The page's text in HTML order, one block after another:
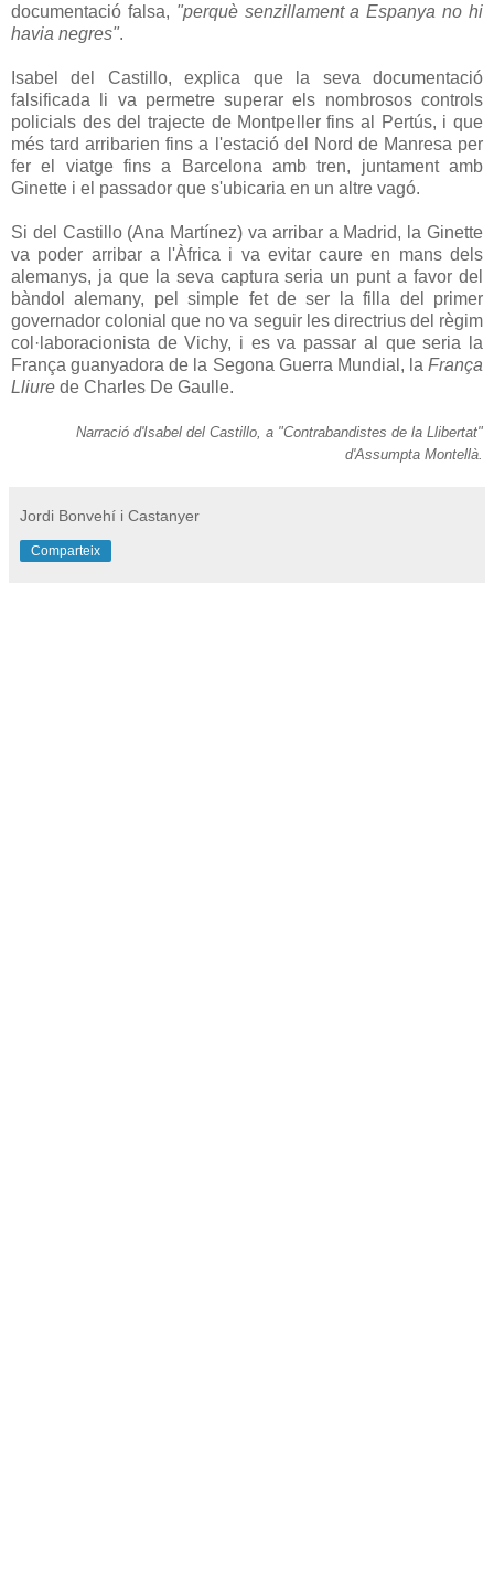
documentació falsa, "perquè senzillament a Espanya no hi
havia negres".
Isabel del Castillo, explica que la seva documentació
falsificada li va permetre superar els nombrosos controls
policials des del trajecte de Montpeller fins al Pertús, i que
més tard arribarien fins a l'estació del Nord de Manresa per
fer el viatge fins a Barcelona amb tren, juntament amb
Ginette i el passador que s'ubicaria en un altre vagó.
Si del Castillo (Ana Martínez) va arribar a Madrid, la Ginette
va poder arribar a l'Àfrica i va evitar caure en mans dels
alemanys, ja que la seva captura seria un punt a favor del
bàndol alemany, pel simple fet de ser la filla del primer
governador colonial que no va seguir les directrius del règim
col·laboracionista de Vichy, i es va passar al que seria la
França guanyadora de la Segona Guerra Mundial, la França
Lliure de Charles De Gaulle.
Narració d'Isabel del Castillo, a "Contrabandistes de la Llibertat"
d'Assumpta Montellà.
Jordi Bonvehí i Castanyer
Comparteix